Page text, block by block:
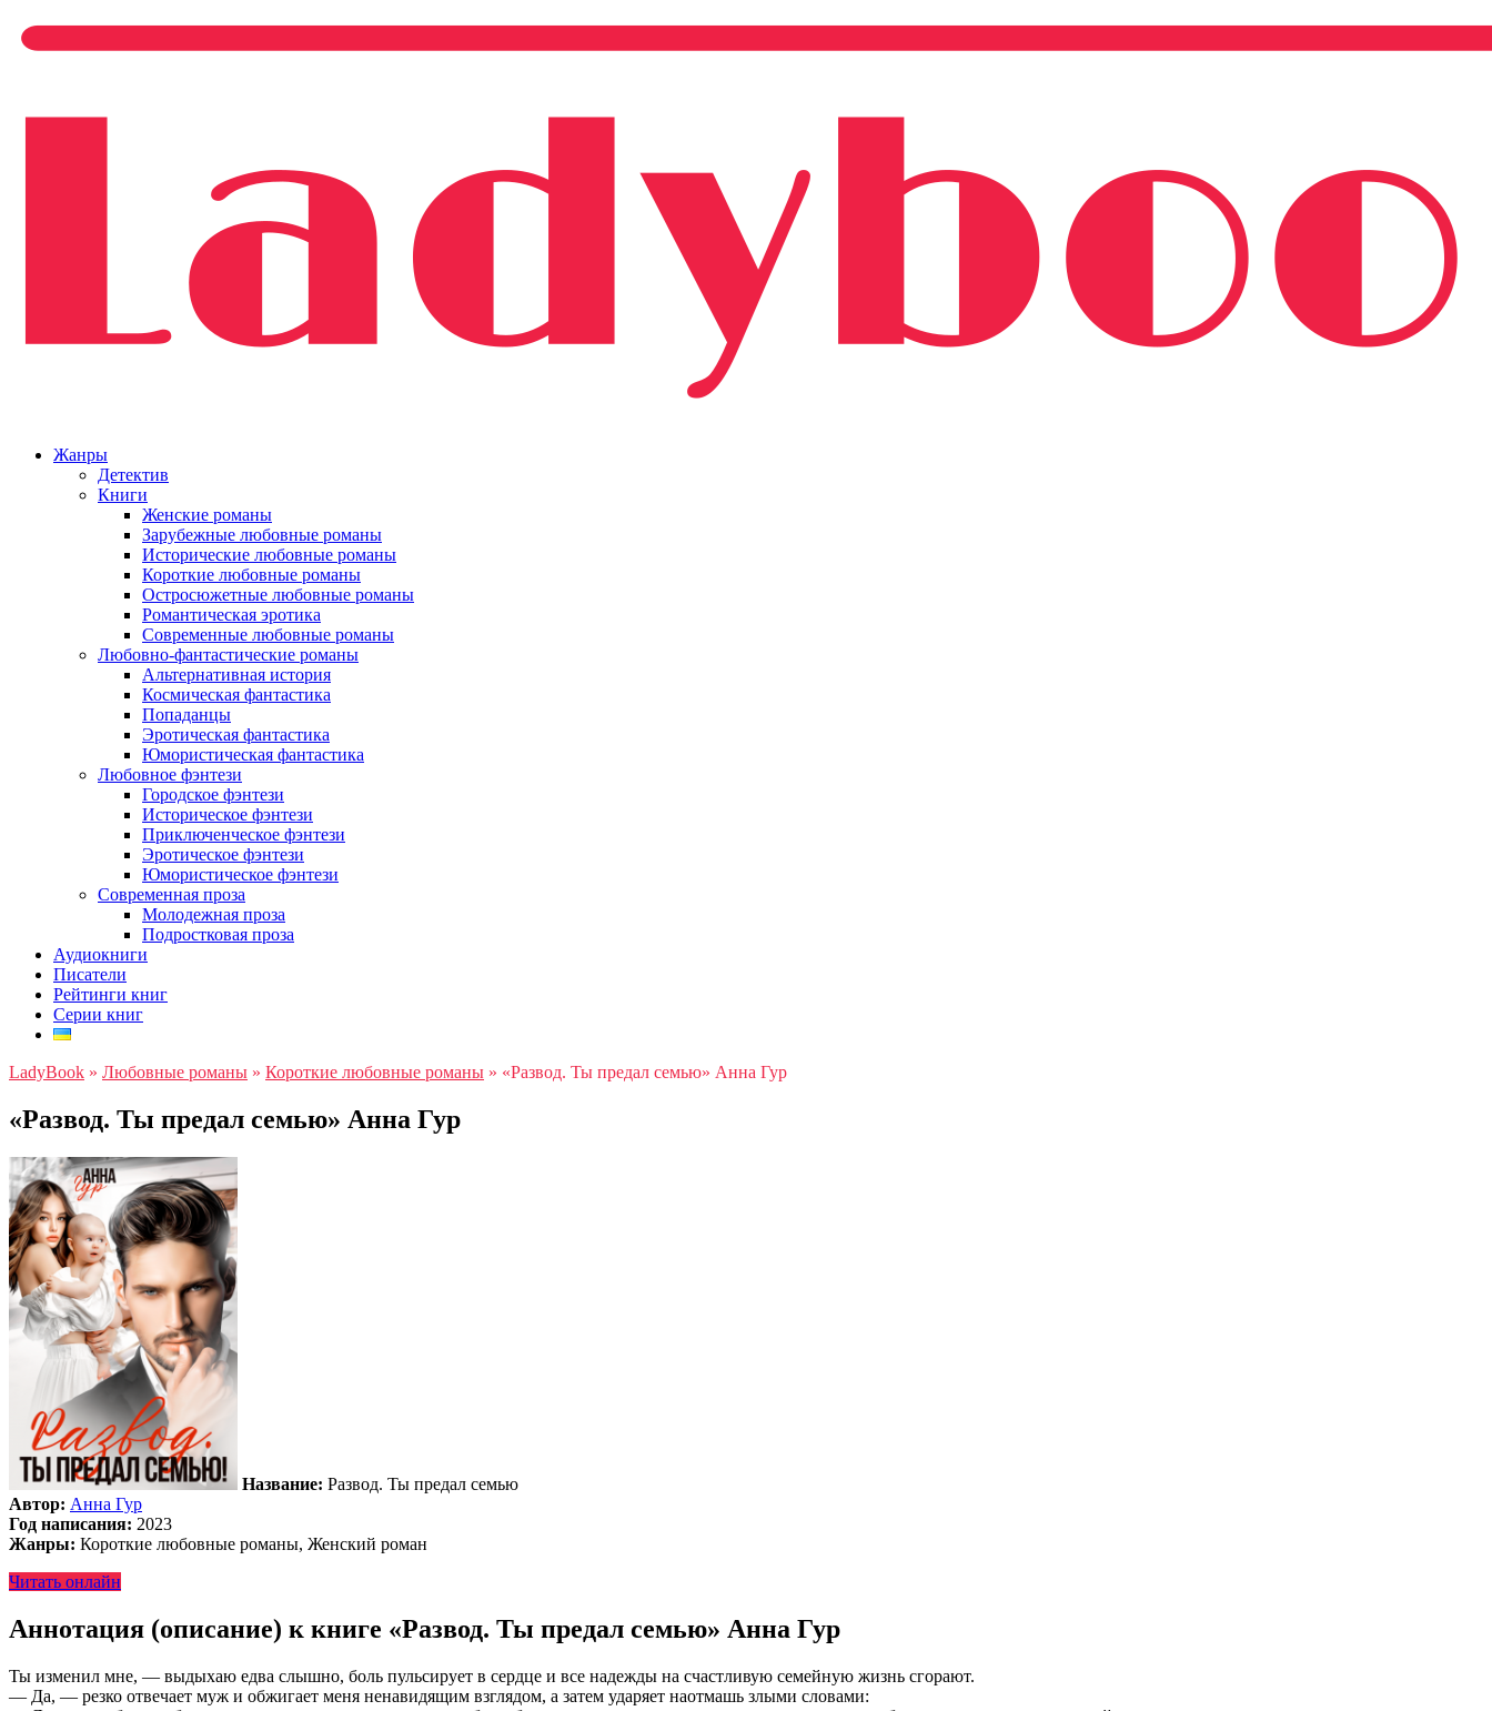
Жанры
Детектив
Книги
Женские романы
Зарубежные любовные романы
Исторические любовные романы
Короткие любовные романы
Остросюжетные любовные романы
Романтическая эротика
Современные любовные романы
Любовно-фантастические романы
Альтернативная история
Космическая фантастика
Попаданцы
Эротическая фантастика
Юмористическая фантастика
Любовное фэнтези
Городское фэнтези
Историческое фэнтези
Приключенческое фэнтези
Эротическое фэнтези
Юмористическое фэнтези
Современная проза
Молодежная проза
Подростковая проза
Аудиокниги
Писатели
Рейтинги книг
Серии книг
LadyBook » Любовные романы » Короткие любовные романы » «Развод. Ты предал семью» Анна Гур
«Развод. Ты предал семью» Анна Гур
Название: Развод. Ты предал семью
Автор: Анна Гур
Год написания: 2023
Жанры: Короткие любовные романы, Женский роман
Читать онлайн
Аннотация (описание) к книге «Развод. Ты предал семью» Анна Гур
Ты изменил мне, — выдыхаю едва слышно, боль пульсирует в сердце и все надежды на счастливую семейную жизнь сгорают.
— Да, — резко отвечает муж и обжигает меня ненавидящим взглядом, а затем ударяет наотмашь злыми словами: